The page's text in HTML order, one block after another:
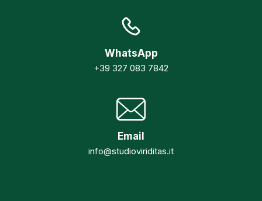
WhatsApp
+39 327 083 7842
Email
info@studioviriditas.it